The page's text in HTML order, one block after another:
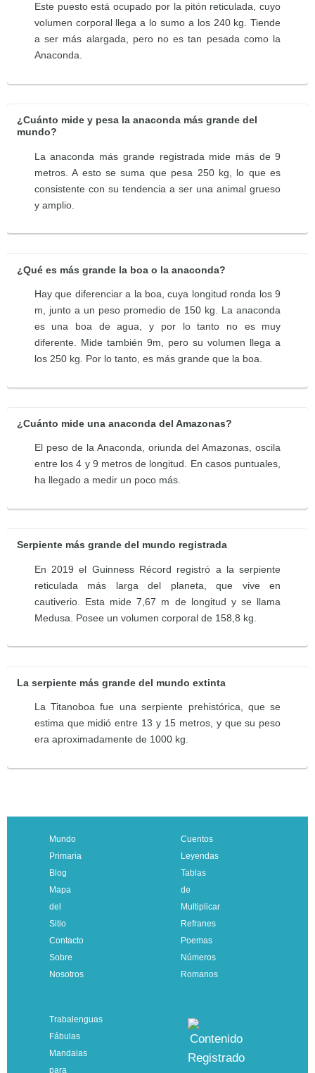
Este puesto está ocupado por la pitón reticulada, cuyo
volumen corporal llega a lo sumo a los 240 kg. Tiende
a ser más alargada, pero no es tan pesada como la
Anaconda.
¿Cuánto mide y pesa la anaconda más grande del
mundo?
La anaconda más grande registrada mide más de 9
metros. A esto se suma que pesa 250 kg, lo que es
consistente con su tendencia a ser una animal grueso
y amplio.
¿Qué es más grande la boa o la anaconda?
Hay que diferenciar a la boa, cuya longitud ronda los 9
m, junto a un peso promedio de 150 kg. La anaconda
es una boa de agua, y por lo tanto no es muy
diferente. Mide también 9m, pero su volumen llega a
los 250 kg. Por lo tanto, es más grande que la boa.
¿Cuánto mide una anaconda del Amazonas?
El peso de la Anaconda, oriunda del Amazonas, oscila
entre los 4 y 9 metros de longitud. En casos puntuales,
ha llegado a medir un poco más.
Serpiente más grande del mundo registrada
En 2019 el Guinness Récord registró a la serpiente
reticulada más larga del planeta, que vive en
cautiverio. Esta mide 7,67 m de longitud y se llama
Medusa. Posee un volumen corporal de 158,8 kg.
La serpiente más grande del mundo extinta
La Titanoboa fue una serpiente prehistórica, que se
estima que midió entre 13 y 15 metros, y que su peso
era aproximadamente de 1000 kg.
Mundo
Primaria
Blog
Mapa
del
Sitio
Contacto
Sobre
Nosotros
Cuentos
Leyendas
Tablas
de
Multiplicar
Refranes
Poemas
Números
Romanos
Trabalenguas
Fábulas
Mandalas
para